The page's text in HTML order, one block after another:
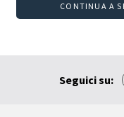
CONTINUA A
Seguici su: